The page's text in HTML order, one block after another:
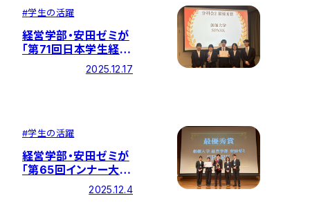
#学生の活躍
経営学部・安田ゼミが
「第71回日本学生経済
ゼミナール大会
2025」決勝大会で最
2025.12.17
#学生の活躍
経営学部・安田ゼミが
「第65回インナー大会
プレゼンテーション部
門」で最優秀賞と審査
2025.12.4